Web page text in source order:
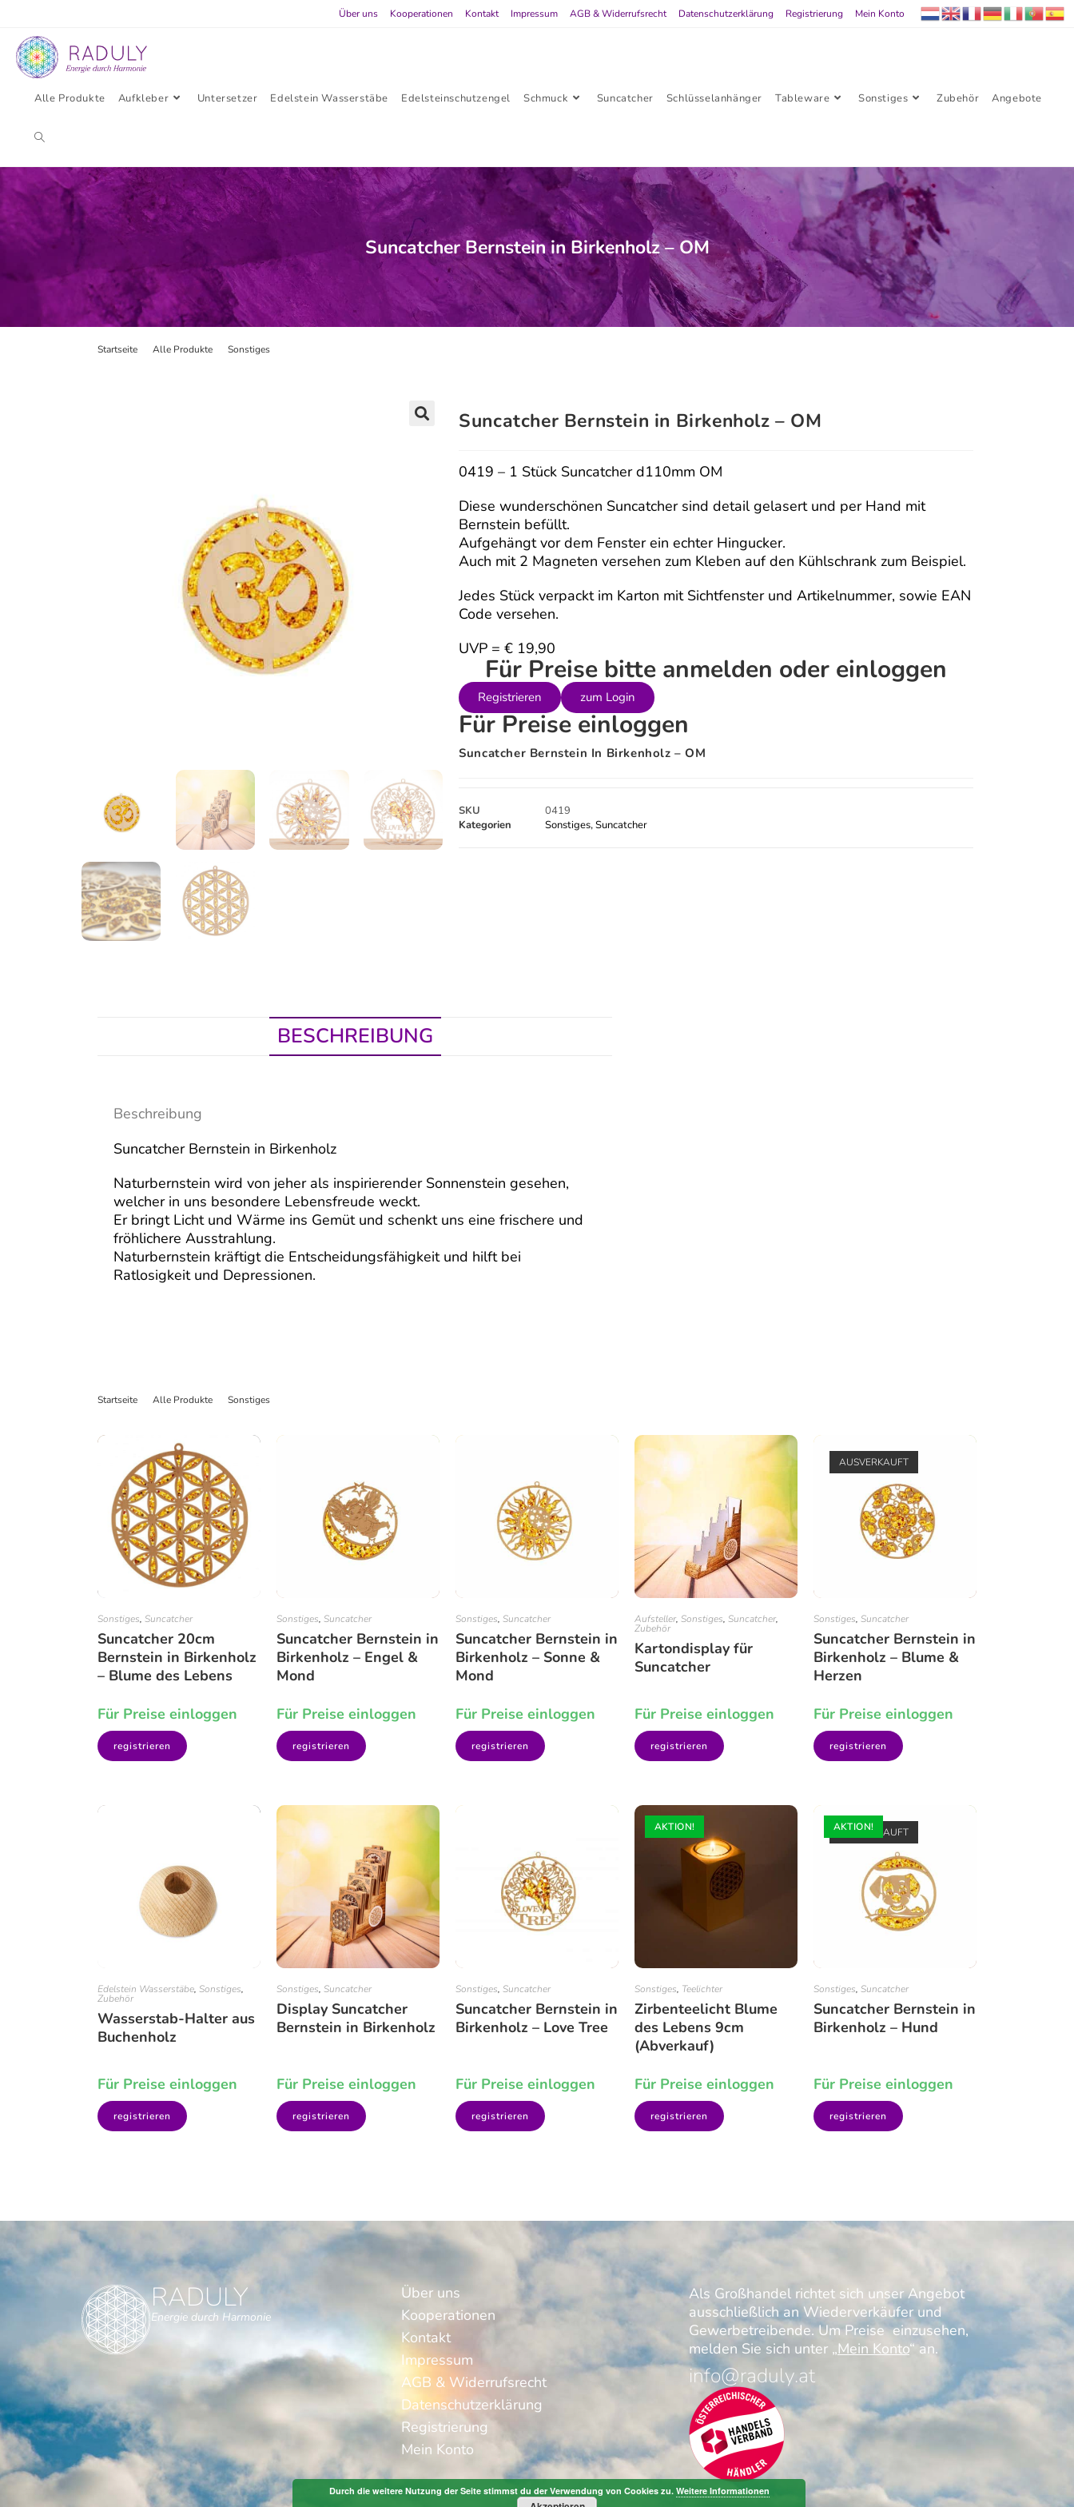
Über uns Kooperationen Kontakt Impressum AGB & Widerrufsrecht Datenschutzerklärung Registrierung Mein Konto
Alle Produkte Aufkleber Untersetzer Edelstein Wasserstäbe Edelsteinschutzengel Schmuck Suncatcher Schlüsselanhänger Tableware Sonstiges Zubehör Angebote
Suncatcher Bernstein in Birkenholz – OM
Startseite Alle Produkte Sonstiges
Suncatcher Bernstein in Birkenholz – OM
0419 – 1 Stück Suncatcher d110mm OM
Diese wunderschönen Suncatcher sind detail gelasert und per Hand mit
Bernstein befüllt.
Aufgehängt vor dem Fenster ein echter Hingucker.
Auch mit 2 Magneten versehen zum Kleben auf den Kühlschrank zum Beispiel.
Jedes Stück verpackt im Karton mit Sichtfenster und Artikelnummer, sowie EAN
Code versehen.
UVP = € 19,90
Für Preise bitte anmelden oder einloggen
Registrieren zum Login
Für Preise einloggen
Suncatcher Bernstein In Birkenholz – OM
SKU
0419
Kategorien
Sonstiges,Suncatcher
BESCHREIBUNG
Beschreibung
Suncatcher Bernstein in Birkenholz
Naturbernstein wird von jeher als inspirierender Sonnenstein gesehen,
welcher in uns besondere Lebensfreude weckt.
Er bringt Licht und Wärme ins Gemüt und schenkt uns eine frischere und
fröhlichere Ausstrahlung.
Naturbernstein kräftigt die Entscheidungsfähigkeit und hilft bei
Ratlosigkeit und Depressionen.
Startseite Alle Produkte Sonstiges
Sonstiges, Suncatcher
Suncatcher 20cm
Bernstein in Birkenholz
– Blume des Lebens
Für Preise einloggen
registrieren
Sonstiges, Suncatcher
Suncatcher Bernstein in
Birkenholz – Engel &
Mond
Für Preise einloggen
registrieren
Sonstiges, Suncatcher
Suncatcher Bernstein in
Birkenholz – Sonne &
Mond
Für Preise einloggen
registrieren
Aufsteller, Sonstiges, Suncatcher,
Zubehör
Kartondisplay für
Suncatcher
Für Preise einloggen
registrieren
AUSVERKAUFT
Sonstiges, Suncatcher
Suncatcher Bernstein in
Birkenholz – Blume &
Herzen
Für Preise einloggen
registrieren
Edelstein Wasserstäbe, Sonstiges,
Zubehör
Wasserstab-Halter aus
Buchenholz
Für Preise einloggen
registrieren
Sonstiges, Suncatcher
Display Suncatcher
Bernstein in Birkenholz
Für Preise einloggen
registrieren
Sonstiges, Suncatcher
Suncatcher Bernstein in
Birkenholz – Love Tree
Für Preise einloggen
registrieren
AKTION!
Sonstiges, Teelichter
Zirbenteelicht Blume
des Lebens 9cm
(Abverkauf)
Für Preise einloggen
registrieren
AUSVERKAUFT
AKTION!
Sonstiges, Suncatcher
Suncatcher Bernstein in
Birkenholz – Hund
Für Preise einloggen
registrieren
RADULY
Energie durch Harmonie
Über uns
Kooperationen
Kontakt
Impressum
AGB & Widerrufsrecht
Datenschutzerklärung
Registrierung
Mein Konto
Als Großhandel richtet sich unser Angebot
ausschließlich an Wiederverkäufer und
Gewerbetreibende. Um Preise einzusehen,
melden Sie sich unter „Mein Konto“ an.
info@raduly.at
Durch die weitere Nutzung der Seite stimmst du der Verwendung von Cookies zu. Weitere Informationen